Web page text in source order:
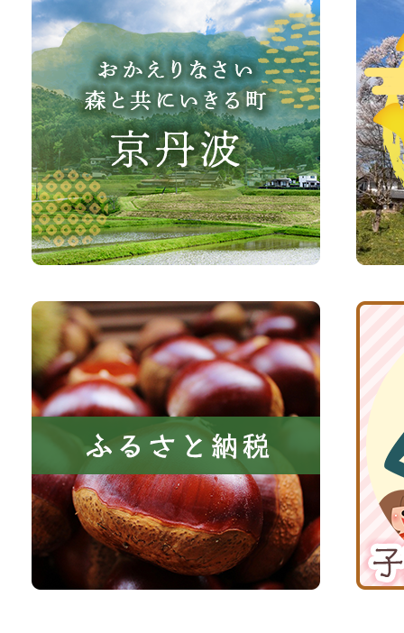
か
え
り
な
さ
い、
森
共
に
い
き
町
京
波
町
観
光
サ
イ
ふ
る
さ
と
税
京
波
子
育
て
応
援